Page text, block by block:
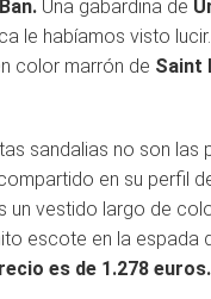
Una gabardina de
le habíamos visto
color marrón de Saint
sandalias no son las
en su perfil
un vestido largo de
escote en la espada
es de 1.278 euros.